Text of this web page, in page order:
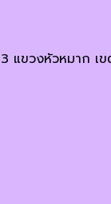
แขวงหัวหมาก เ